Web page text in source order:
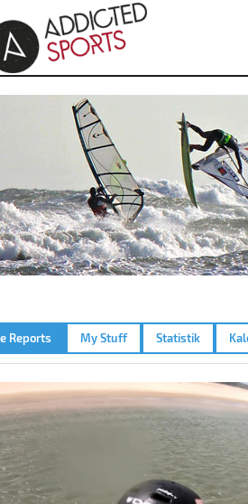
Reports My Stuff Statistik
PLAGE DU ROUET –